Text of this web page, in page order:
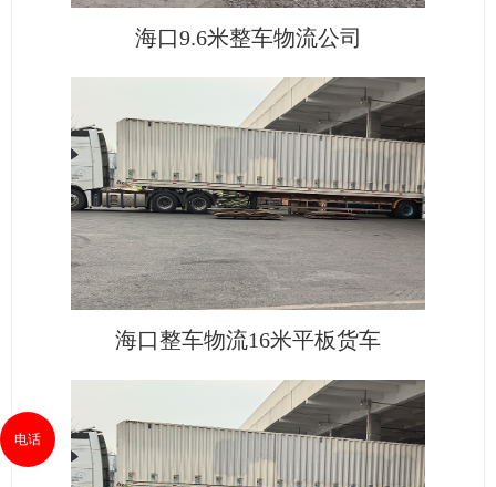
海口9.6米整车物流公司
海口整车物流16米平板货车
电话